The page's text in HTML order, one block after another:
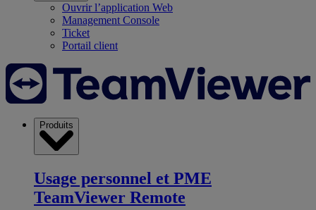
Ouvrir l’application Web
Management Console
Ticket
Portail client
Produits
Usage personnel et PME
TeamViewer Remote